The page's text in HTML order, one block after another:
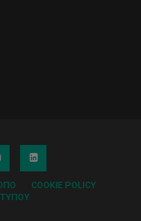
COOKIE POLICY